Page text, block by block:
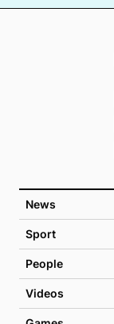
News
Sport
People
Videos